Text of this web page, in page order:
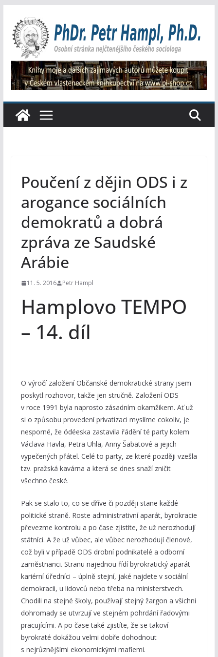
obsah
Poučení z dějin ODS i z
arogance sociálních
demokratů a dobrá
zpráva ze Saudské
Arábie
11. 5. 2016 Petr Hampl
Hamplovo TEMPO
– 14. díl
O výročí založení Občanské demokratické strany jsem
poskytl rozhovor, takže jen stručně. Založení ODS
v roce 1991 byla naprosto zásadním okamžikem. Ať už
si o způsobu provedení privatizaci myslíme cokoliv, je
nesporné, že ódéeska zastavila řádění té party kolem
Václava Havla, Petra Uhla, Anny Šabatové a jejich
vypečených přátel. Celé to party, ze které později vzešla
tzv. pražská kavárna a která se dnes snaží zničit
všechno české.
Pak se stalo to, co se dříve či později stane každé
politické straně. Roste administrativní aparát, byrokracie
převezme kontrolu a po čase zjistíte, že už nerozhodují
státníci. A že už vůbec, ale vůbec nerozhodují členové,
což byli v případě ODS drobní podnikatelé a odborní
zaměstnanci. Stranu najednou řídí byrokratický aparát –
kariérní úředníci – úplně stejní, jaké najdete v sociální
demokracii, u lidovců nebo třeba na ministerstvech.
Chodili na stejné školy, používají stejný žargon a všichni
dohromady se utvrzují ve stejném pohrdání řadovými
pracujícími. A po čase také zjistíte, že se takoví
byrokraté dokážou velmi dobře dohodnout
s nejrůznějšími ekonomickými mafiemi.